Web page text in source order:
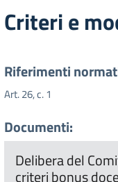
Criteri e
Riferimenti
Art. 26, c. 1
Documenti:
Delibera del
criteri bonus